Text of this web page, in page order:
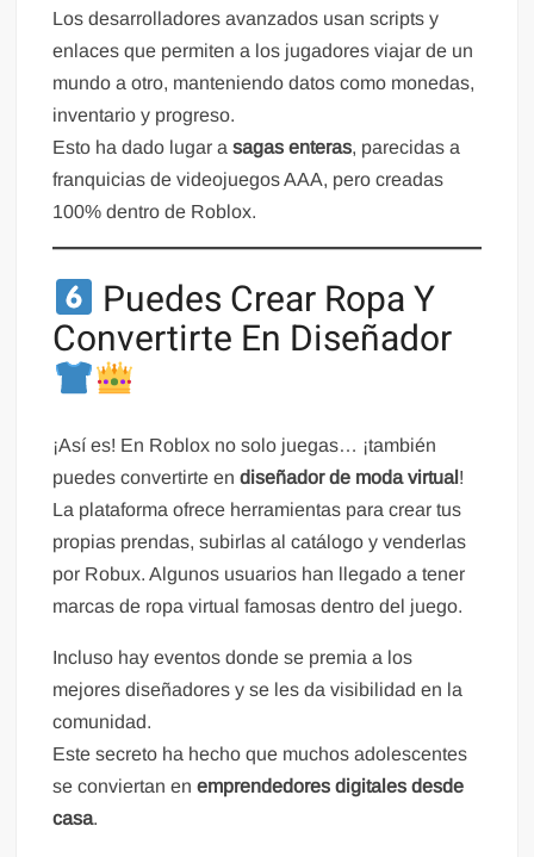
Los desarrolladores avanzados usan scripts y
enlaces que permiten a los jugadores viajar de un
mundo a otro, manteniendo datos como monedas,
inventario y progreso.
Esto ha dado lugar asagas enteras, parecidas a
franquicias de videojuegos AAA, pero creadas
100% dentro de Roblox.
Puedes Crear Ropa Y
Convertirte En Diseñador
¡Así es! En Roblox no solo juegas… ¡también
puedes convertirte endiseñador de moda virtual !
La plataforma ofrece herramientas para crear tus
propias prendas, subirlas al catálogo y venderlas
por Robux. Algunos usuarios han llegado a tener
marcas de ropa virtual famosas dentro del juego.
Incluso hay eventos donde se premia a los
mejores diseñadores y se les da visibilidad en la
comunidad.
Este secreto ha hecho que muchos adolescentes
se conviertan enemprendedores digitales desde
casa.